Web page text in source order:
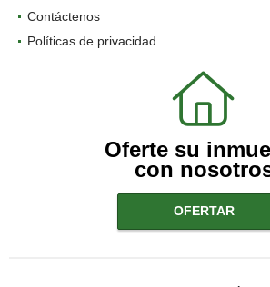
Contáctenos
Políticas de privacidad
Oferte su
con
OFERTAR